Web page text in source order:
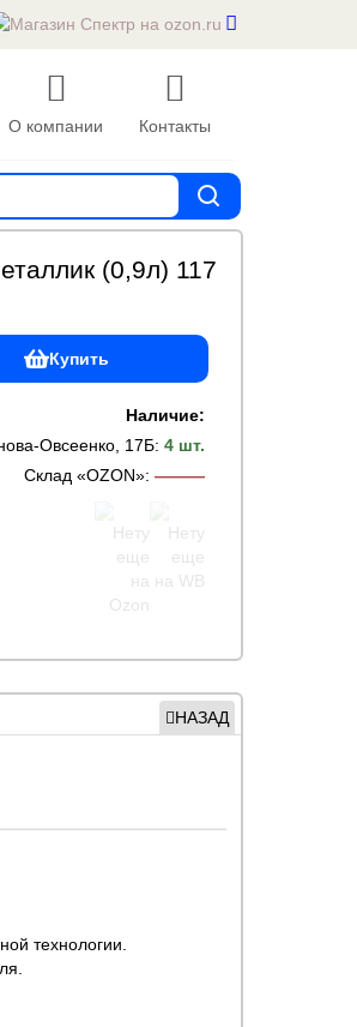
О компании Контакты
(0,9л) 117
Купить
Наличие:
Овсеенко, 17Б: 4 шт.
Склад «OZON»: ———
НАЗАД
технологии.